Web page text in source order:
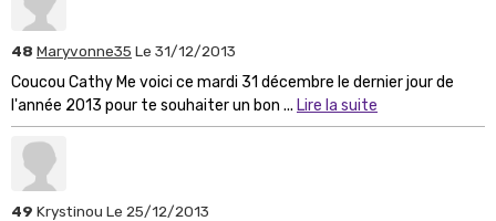
48 Maryvonne35 Le 31/12/2013
Coucou Cathy Me voici ce mardi 31 décembre le dernier jour de
l'année 2013 pour te souhaiter un bon ... Lire la suite
49 Krystinou Le 25/12/2013